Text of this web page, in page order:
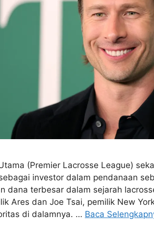
(Premier Lacrosse League)
investor dalam pendanaan
dana terbesar dalam sejarah
Ares dan Joe Tsai, pemilik New
di dalamnya. … Baca